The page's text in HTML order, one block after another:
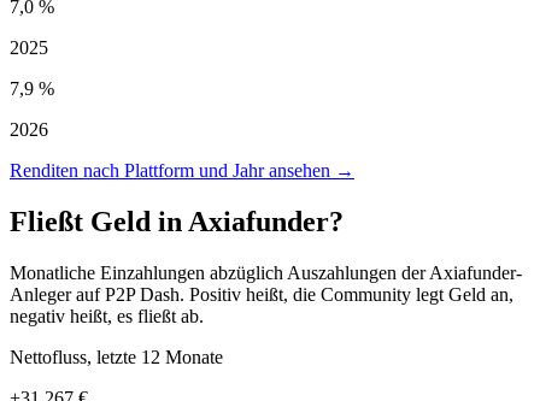
7,0 %
2025
7,9 %
2026
Renditen nach Plattform und Jahr ansehen →
Fließt Geld in Axiafunder?
Monatliche Einzahlungen abzüglich Auszahlungen der Axiafunder-
Anleger auf P2P Dash. Positiv heißt, die Community legt Geld an,
negativ heißt, es fließt ab.
Nettofluss, letzte 12 Monate